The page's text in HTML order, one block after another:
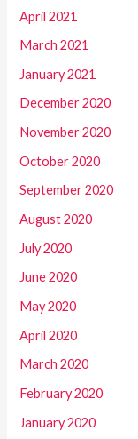
April 2021
March 2021
January 2021
December 2020
November 2020
October 2020
September 2020
August 2020
July 2020
June 2020
May 2020
April 2020
March 2020
February 2020
January 2020